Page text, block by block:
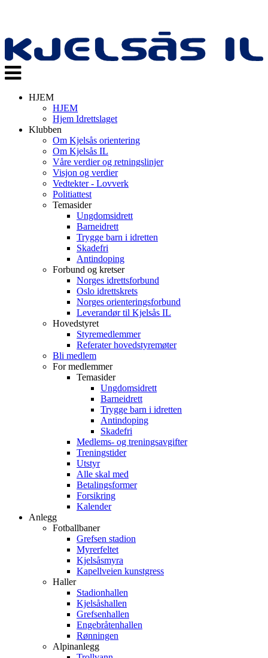
Veksle
navigasjon
HJEM
HJEM
Hjem Idrettslaget
Klubben
Om Kjelsås orientering
Om Kjelsås IL
Våre verdier og retningslinjer
Visjon og verdier
Vedtekter - Lovverk
Politiattest
Temasider
Ungdomsidrett
Barneidrett
Trygge barn i idretten
Skadefri
Antindoping
Forbund og kretser
Norges idrettsforbund
Oslo idrettskrets
Norges orienteringsforbund
Leverandør til Kjelsås IL
Hovedstyret
Styremedlemmer
Referater hovedstyremøter
Bli medlem
For medlemmer
Temasider
Ungdomsidrett
Barneidrett
Trygge barn i idretten
Antindoping
Skadefri
Medlems- og treningsavgifter
Treningstider
Utstyr
Alle skal med
Betalingsformer
Forsikring
Kalender
Anlegg
Fotballbaner
Grefsen stadion
Myrerfeltet
Kjelsåsmyra
Kapellveien kunstgress
Haller
Stadionhallen
Kjelsåshallen
Grefsenhallen
Engebråtenhallen
Rønningen
Alpinanlegg